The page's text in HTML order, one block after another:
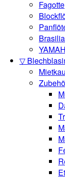
Fagotte
▽